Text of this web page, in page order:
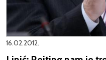
16.02.2012.